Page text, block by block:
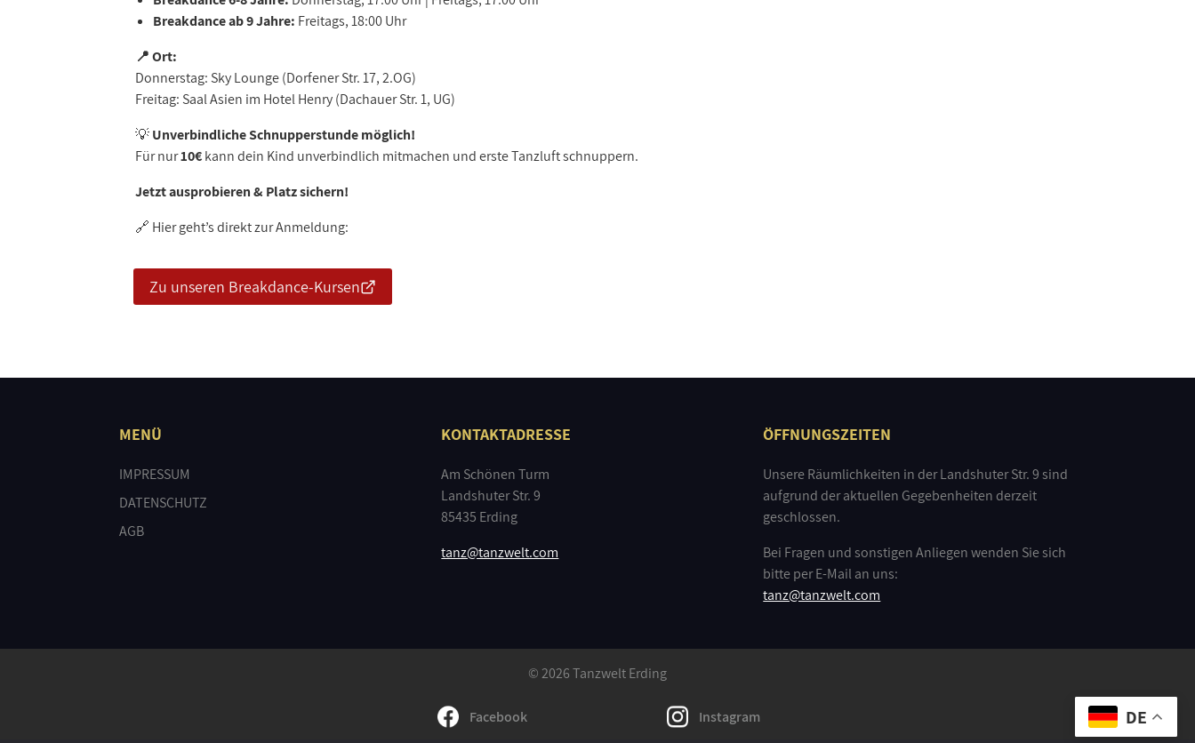
Breakdance ab 9 Jahre: Freitags, 18:00 Uhr
📍Ort:
Donnerstag: Sky Lounge (Dorfener Str. 17, 2.OG)
Freitag: Saal Asien im Hotel Henry (Dachauer Str. 1, UG)
💡Unverbindliche Schnupperstunde möglich!
Für nur10€kann dein Kind unverbindlich mitmachen und erste Tanzluft schnuppern.
Jetzt ausprobieren & Platz sichern!
🔗 Hier geht’s direkt zur Anmeldung:
Zu unseren Breakdance-Kursen
MENÜ
IMPRESSUM
DATENSCHUTZ
AGB
KONTAKTADRESSE
Am Schönen Turm
Landshuter Str. 9
85435 Erding
tanz@tanzwelt.com
ÖFFNUNGSZEITEN
Unsere Räumlichkeiten in der Landshuter Str. 9 sind
aufgrund der aktuellen Gegebenheiten derzeit
geschlossen.
Bei Fragen und sonstigen Anliegen wenden Sie sich
bitte per E-Mail an uns:
tanz@tanzwelt.com
© 2026 Tanzwelt Erding
Facebook
Instagram
DE